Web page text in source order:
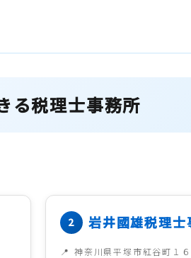
る税理士事務所
岩井國雄税理士
神奈川県平塚市紅谷町１６